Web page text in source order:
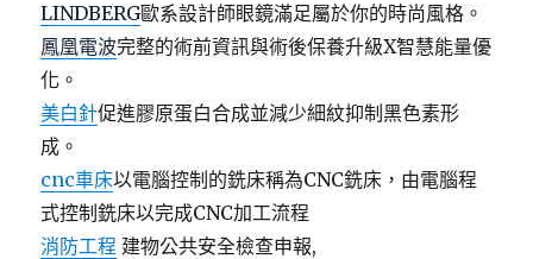
LINDBERG歐系設計師眼鏡滿足屬於你的時尚風格。
鳳凰電波完整的術前資訊與術後保養升級X智慧能量優
化。
美白針促進膠原蛋白合成並減少細紋抑制黑色素形
成。
cnc車床以電腦控制的銑床稱為CNC銑床，由電腦程
式控制銑床以完成CNC加工流程
消防工程 建物公共安全檢查申報,